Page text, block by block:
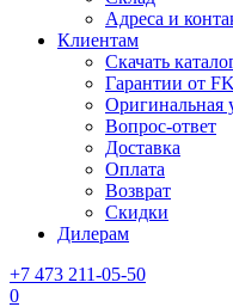
Адреса и
Клиентам
Скачать
Гарантии от
Оригинальная
Вопрос-ответ
Доставка
Оплата
Возврат
Скидки
Дилерам
+7 473 211-05-50
0